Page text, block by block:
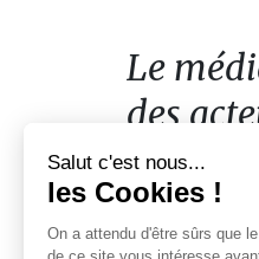
acteurs
de
l'engagement
Le
des
de
Salut c'est nous...
les Cookies !
On a attendu d'être sûrs que
de ce site vous intéresse